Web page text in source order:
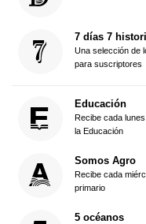
7 días 7
Una selección de
para suscriptores
Educación
Recibe cada
la Educación
Somos Agro
Recibe cada
primario
5 océanos